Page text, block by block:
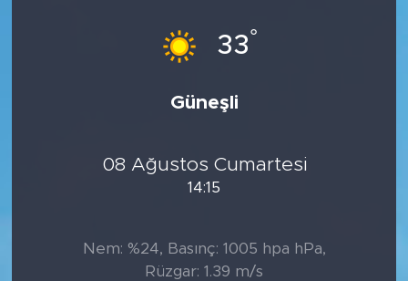
33°
Güneşli
08 Ağustos Cumartesi
14:15
Nem: %24, Basınç: 1005 hpa hPa,
Rüzgar: 1.39 m/s